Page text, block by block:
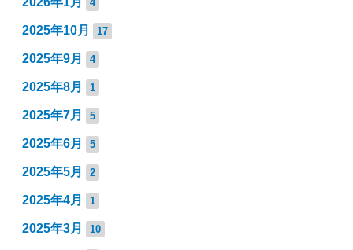
4
2025年10月 17
2025年9月 4
2025年8月 1
2025年7月 5
2025年6月 5
2025年5月 2
2025年4月 1
2025年3月 10